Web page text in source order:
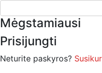
Mėgstamiausi
Prisijungti
Neturite paskyros?